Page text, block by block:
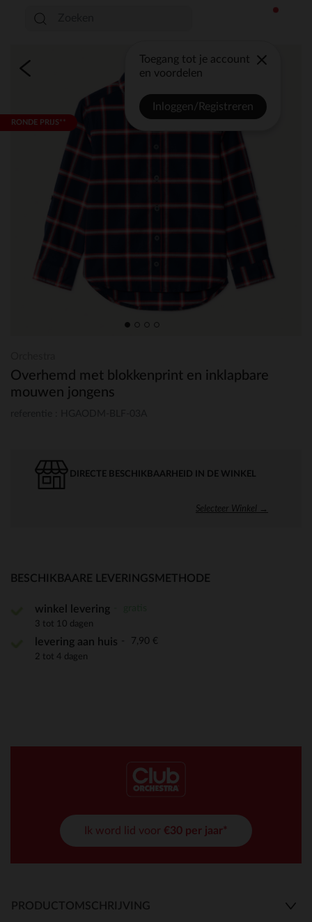
Toegang tot je account
en voordelen
Inloggen/Registreren
RONDE PRIJS**
Overhemd met blokkenprint en inklapbare
mouwen jongens
DIRECTE BESCHIKBAARHEID IN DE WINKEL
Selecteer Winkel →
BESCHIKBAARE LEVERINGSMETHODE
winkel levering
3 tot 10 dagen
levering aan huis 7,90 €
2 tot 4 dagen
Ik word lid voor €30 per jaar*
PRODUCTOMSCHRIJVING